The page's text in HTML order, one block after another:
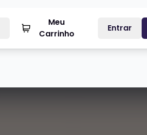
Meu
Carrinho
Entrar